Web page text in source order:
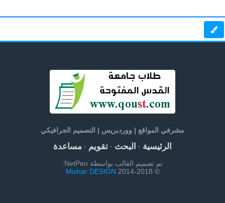
مشرفي المواقع | ووردبريس | التصميم الجرافيكي
الرئيسية· البحث· تقويم· مساعدة
تم تصميم القالب بواسطة NetPen:
© 2014-2018
Mishar DESIGN